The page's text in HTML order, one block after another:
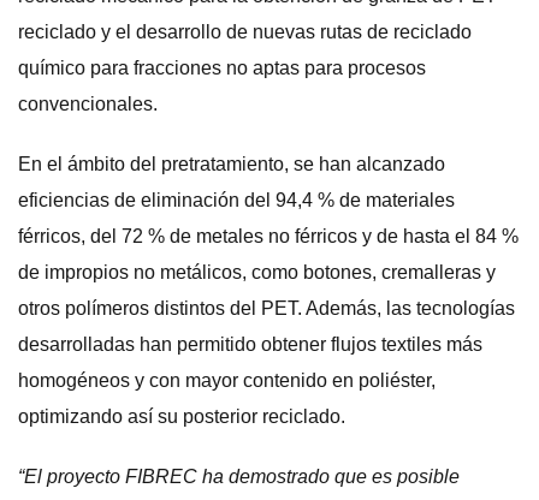
reciclado y el desarrollo de nuevas rutas de reciclado
químico para fracciones no aptas para procesos
convencionales.
En el ámbito del pretratamiento, se han alcanzado
eficiencias de eliminación del 94,4 % de materiales
férricos, del 72 % de metales no férricos y de hasta el 84 %
de impropios no metálicos, como botones, cremalleras y
otros polímeros distintos del PET. Además, las tecnologías
desarrolladas han permitido obtener flujos textiles más
homogéneos y con mayor contenido en poliéster,
optimizando así su posterior reciclado.
“El proyecto FIBREC ha demostrado que es posible